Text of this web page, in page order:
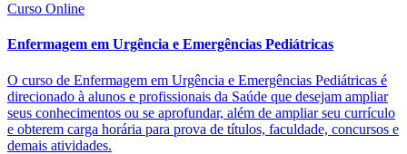
Curso Online
Enfermagem em Urgência e Emergências Pediátricas
O curso de Enfermagem em Urgência e Emergências Pediátricas é
direcionado à alunos e profissionais da Saúde que desejam ampliar
seus conhecimentos ou se aprofundar, além de ampliar seu currículo
e obterem carga horária para prova de títulos, faculdade, concursos e
demais atividades.